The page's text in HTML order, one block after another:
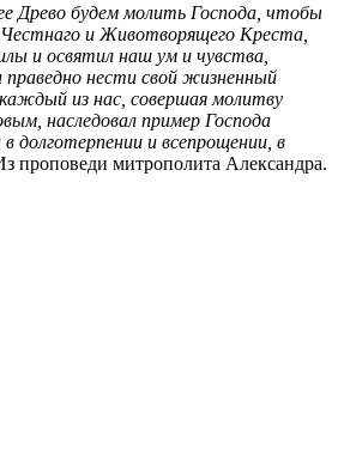
Древо будем молить Господа, чтобы
и Животворящего Креста,
и освятил наш ум и чувства,
нести свой жизненный
из нас, совершая молитву
наследовал пример Господа
долготерпении и всепрощении, в
проповеди митрополита Александра.